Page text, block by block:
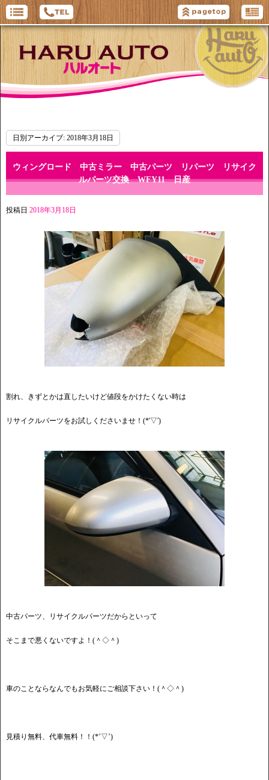
日別アーカイブ: 2018年3月18日
ウィングロード 中古ミラー 中古パーツ リパーツ リサイク
ルパーツ交換 WFY11 日産
投稿日 2018年3月18日
割れ、きずとかは直したいけど値段をかけたくない時は
リサイクルパーツをお試しくださいませ！(*'▽')
中古パーツ、リサイクルパーツだからといって
そこまで悪くないですよ！(＾◇＾)
車のことならなんでもお気軽にご相談下さい！(＾◇＾)
見積り無料、代車無料！！(*’▽’)